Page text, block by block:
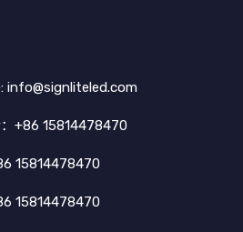
info@signliteled.com
+86 15814478470
15814478470
15814478470